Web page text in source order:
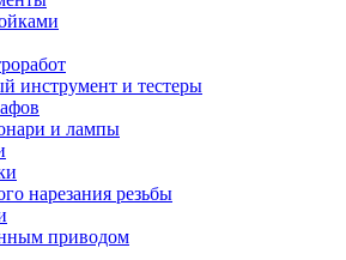
инструмент и тестеры
и лампы
нарезания резьбы
приводом